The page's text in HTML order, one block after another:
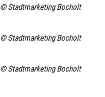
© Stadtmarketing Bocholt
© Stadtmarketing Bocholt
© Stadtmarketing Bocholt